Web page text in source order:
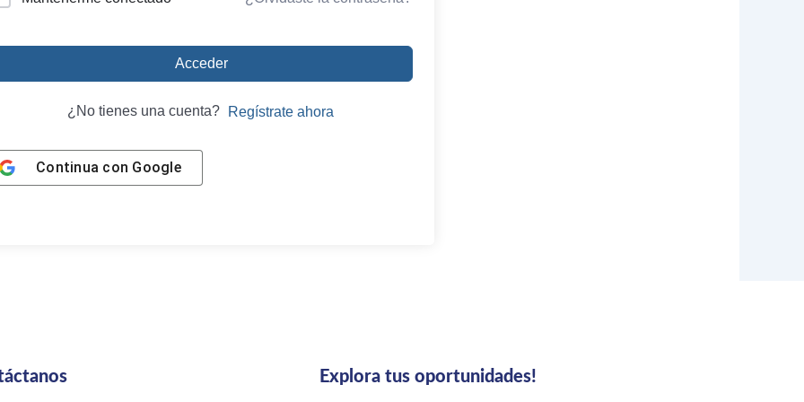
Acceder
¿No tienes una cuenta? Regístrate ahora
Continua con Google
Explora tus oportunidades!